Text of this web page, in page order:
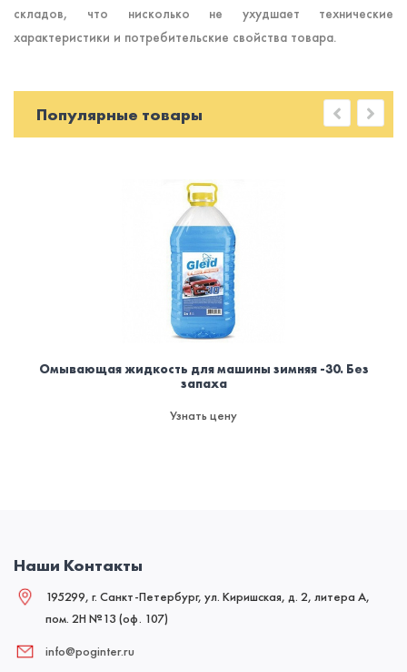
складов, что нисколько не ухудшает технические
характеристики и потребительские свойства товара.
Популярные товары
Омывающая жидкость для машины зимняя -30. Без
запаха
Узнать цену
Наши Контакты
195299, г. Санкт-Петербург, ул. Киришская, д. 2, литера А,
пом. 2Н №13 (оф. 107)
info@poginter.ru